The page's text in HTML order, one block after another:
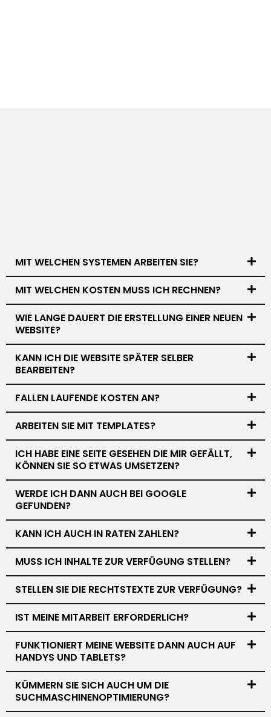
MIT WELCHEN SYSTEMEN ARBEITEN SIE?
MIT WELCHEN KOSTEN MUSS ICH RECHNEN?
WIE LANGE DAUERT DIE ERSTELLUNG EINER NEUEN
WEBSITE?
KANN ICH DIE WEBSITE SPÄTER SELBER
BEARBEITEN?
FALLEN LAUFENDE KOSTEN AN?
ARBEITEN SIE MIT TEMPLATES?
ICH HABE EINE SEITE GESEHEN DIE MIR GEFÄLLT,
KÖNNEN SIE SO ETWAS UMSETZEN?
WERDE ICH DANN AUCH BEI GOOGLE
GEFUNDEN?
KANN ICH AUCH IN RATEN ZAHLEN?
MUSS ICH INHALTE ZUR VERFÜGUNG STELLEN?
STELLEN SIE DIE RECHTSTEXTE ZUR VERFÜGUNG?
IST MEINE MITARBEIT ERFORDERLICH?
FUNKTIONIERT MEINE WEBSITE DANN AUCH AUF
HANDYS UND TABLETS?
KÜMMERN SIE SICH AUCH UM DIE
SUCHMASCHINENOPTIMIERUNG?